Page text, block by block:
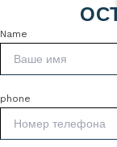
Name
phone